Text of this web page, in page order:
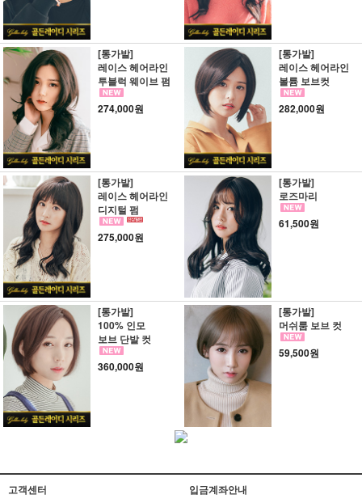
[통가발]
레이스 헤어라인
투블럭 웨이브 펌
274,000원
[통가발]
레이스 헤어라인
볼륨 보브컷
282,000원
[통가발]
레이스 헤어라인
디지털 펌
275,000원
[통가발]
로즈마리
61,500원
[통가발]
100% 인모
보브 단발 컷
360,000원
[통가발]
머쉬룸 보브 컷
59,500원
고객센터
입금계좌안내